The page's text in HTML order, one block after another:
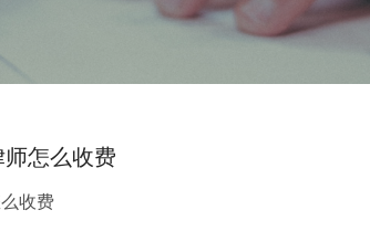
怎么收费
收费